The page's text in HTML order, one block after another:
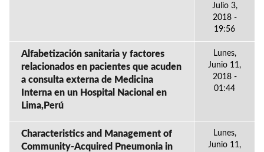
Julio 3,
2018 -
19:56
Alfabetización sanitaria y factores
relacionados en pacientes que acuden
a consulta externa de Medicina
Interna en un Hospital Nacional en
Lima,Perú
Lunes,
Junio 11,
2018 -
01:44
Characteristics and Management of
Community-Acquired Pneumonia in
Lunes,
Junio 11,